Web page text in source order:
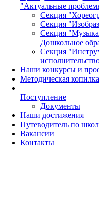
"Актуальные
Секция
Секция
Секция
Дошкольное
Секция
Наши конкурсы и
Методическая копилка
Поступление
Документы
Наши достижения
Путеводитель по
Вакансии
Контакты